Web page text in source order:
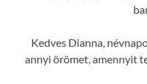
Kedves Dianna,
annyi örömet, amennyit